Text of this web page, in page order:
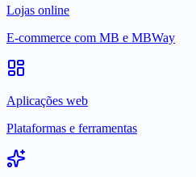
Lojas online
E-commerce com MB e MBWay
Aplicações web
Plataformas e ferramentas